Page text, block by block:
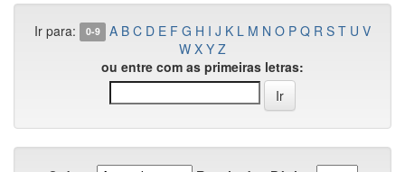
Ir para: 0-9 A B C D E F G H I J K L M N O P Q R S T U V
W X Y Z
ou entre com as primeiras letras: